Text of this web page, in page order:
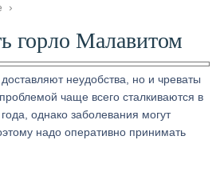
›
горло Малавитом
неудобства, но и чреваты
чаще всего сталкиваются в
однако заболевания могут
надо оперативно принимать